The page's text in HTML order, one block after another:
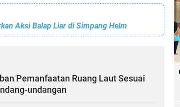
Aksi Balap Liar di Simpang Helm
Pemanfaatan Ruang Laut Sesuai
undangan